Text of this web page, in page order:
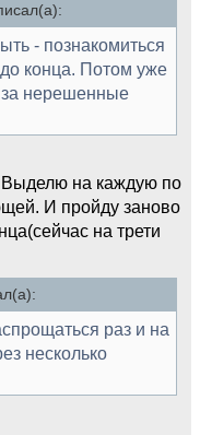
- познакомиться
конца. Потом уже
за нерешенные
на каждую по
И пройду заново
на трети
раз и на
несколько